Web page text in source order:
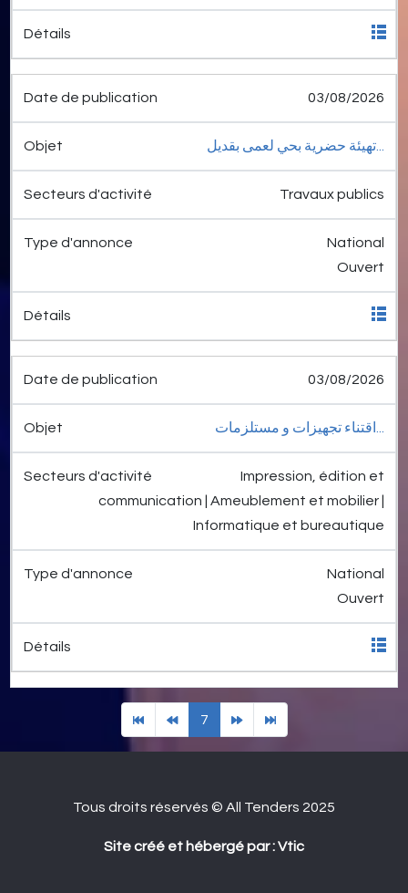
03/08/2026
تهيئة حضرية بحي لعمى بقديل...
Travaux publics
National
Ouvert
03/08/2026
اقتناء تجهيزات و مستلزمات...
Impression, édition et
communication | Ameublement et mobilier |
Informatique et bureautique
National
Ouvert
7
Tous droits réservés © All Tenders 2025
Site créé et hébergé par : Vtic